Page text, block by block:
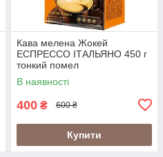
Кава мелена Жокей
ЕСПРЕССО ІТАЛЬЯНО 450 г
тонкий помел
В наявності
400 ₴ 600 ₴
Купити